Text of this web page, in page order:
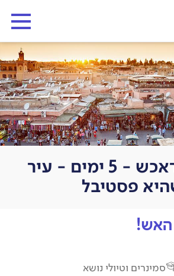
סמינר מראכש - 5 ימים - עיר
פסטיבל
סמינרים וטיולי נושא